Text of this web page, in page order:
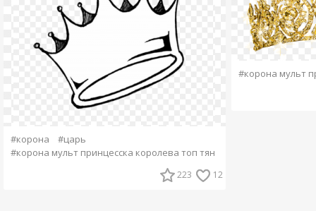
#корона
#царь
#корона мульт принцесска королева топ тян
223 12
#корона мульт